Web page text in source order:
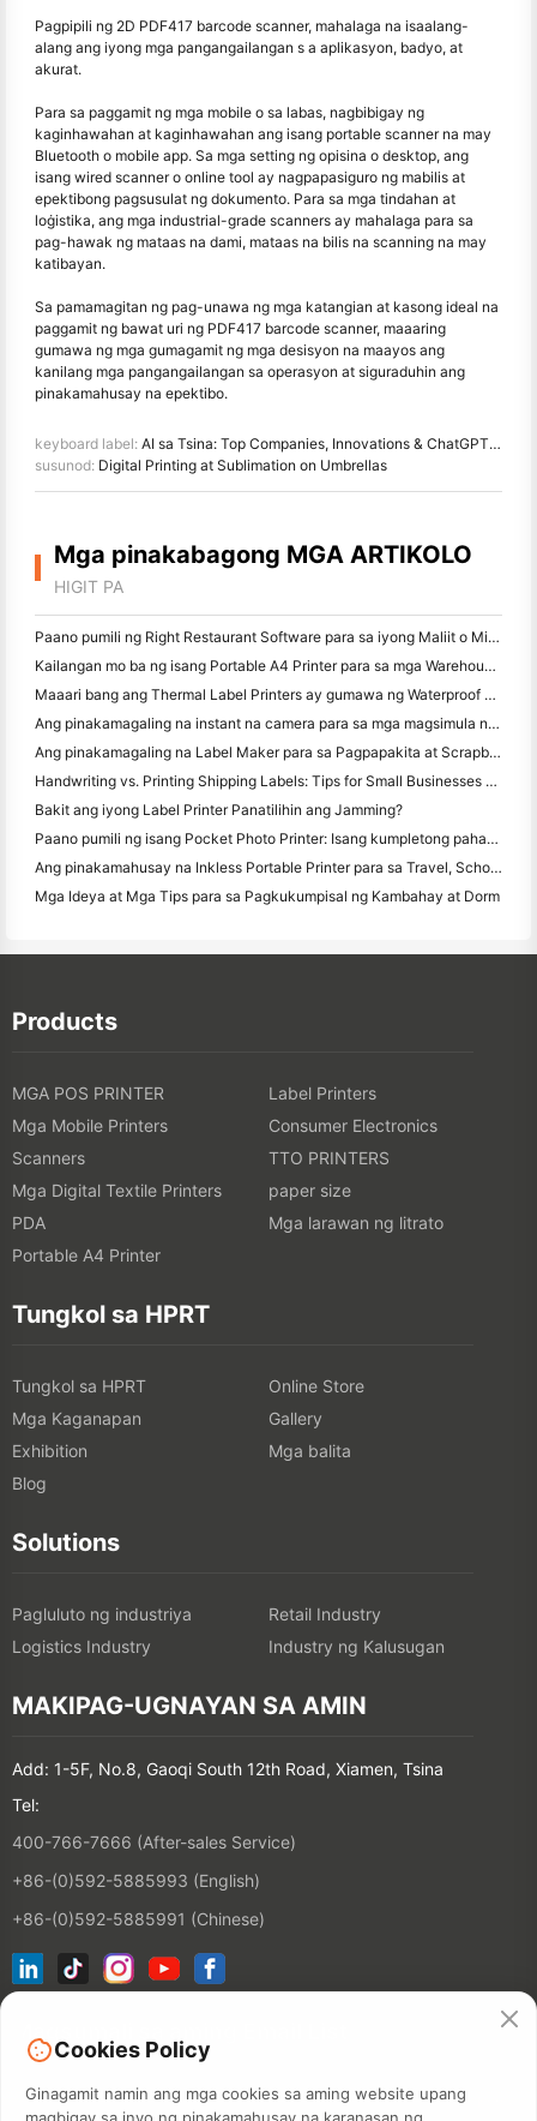
Pagpipili ng 2D PDF417 barcode scanner, mahalaga na isaalang-
alang ang iyong mga pangangailangan s a aplikasyon, badyo, at
akurat.
Para sa paggamit ng mga mobile o sa labas, nagbibigay ng
kaginhawahan at kaginhawahan ang isang portable scanner na may
Bluetooth o mobile app. Sa mga setting ng opisina o desktop, ang
isang wired scanner o online tool ay nagpapasiguro ng mabilis at
epektibong pagsusulat ng dokumento. Para sa mga tindahan at
loġistika, ang mga industrial-grade scanners ay mahalaga para sa
pag-hawak ng mataas na dami, mataas na bilis na scanning na may
katibayan.
Sa pamamagitan ng pag-unawa ng mga katangian at kasong ideal na
paggamit ng bawat uri ng PDF417 barcode scanner, maaaring
gumawa ng mga gumagamit ng mga desisyon na maayos ang
kanilang mga pangangailangan sa operasyon at siguraduhin ang
pinakamahusay na epektibo.
keyboard label: AI sa Tsina: Top Companies, Innovations & ChatGPT Rivals
susunod: Digital Printing at Sublimation on Umbrellas
Mga pinakabagong MGA ARTIKOLO
HIGIT PA
Paano pumili ng Right Restaurant Software para sa iyong Maliit o Midsize Restaurant
Kailangan mo ba ng isang Portable A4 Printer para sa mga Warehouse Invoices? Ano talagang gumagana
Maaari bang ang Thermal Label Printers ay gumawa ng Waterproof Labels para sa mga maliliit na Producto ng negosyo?
Ang pinakamagaling na instant na camera para sa mga magsimula na ayaw magbasura ng papel
Ang pinakamagaling na Label Maker para sa Pagpapakita at Scrapbooking: Magdagdag ng Karagdagang Color sa bawat Pahina
Handwriting vs. Printing Shipping Labels: Tips for Small Businesses noong 2026
Bakit ang iyong Label Printer Panatilihin ang Jamming?
Paano pumili ng isang Pocket Photo Printer: Isang kumpletong pahayag para sa Pagmamamahayag, Travel, at iPhone Users
Ang pinakamahusay na Inkless Portable Printer para sa Travel, School, at Mobile Work: Hanin MT620 Pro Review
Mga Ideya at Mga Tips para sa Pagkukumpisal ng Kambahay at Dorm
Products
MGA POS PRINTER
Label Printers
Mga Mobile Printers
Consumer Electronics
Scanners
TTO PRINTERS
Mga Digital Textile Printers
paper size
PDA
Mga larawan ng litrato
Portable A4 Printer
Tungkol sa HPRT
Tungkol sa HPRT
Online Store
Mga Kaganapan
Gallery
Exhibition
Mga balita
Blog
Solutions
Pagluluto ng industriya
Retail Industry
Logistics Industry
Industry ng Kalusugan
MAKIPAG-UGNAYAN SA AMIN
Add: 1-5F, No.8, Gaoqi South 12th Road, Xiamen, Tsina
Tel:
400-766-7666 (After-sales Service)
+86-(0)592-5885993 (English)
+86-(0)592-5885991 (Chinese)
Magsumali sa aming Email List
Cookies Policy
Ginagamit namin ang mga cookies sa aming website upang